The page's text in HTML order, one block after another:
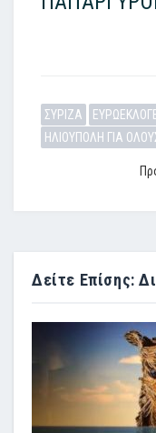
ΣΥΡΙΖΑ
ΗΛΙΟΥΠΟΛΗ ΓΙΑ
Δείτε Επίσης: